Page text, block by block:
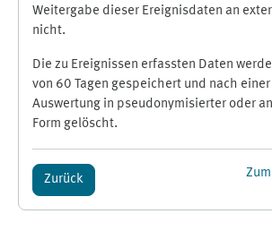
Weitergabe dieser Ereignisdaten an
nicht.
Die zu Ereignissen erfassten Daten
von 60 Tagen gespeichert und nach
Auswertung in pseudonymisierter oder
Form gelöscht.
Zurück